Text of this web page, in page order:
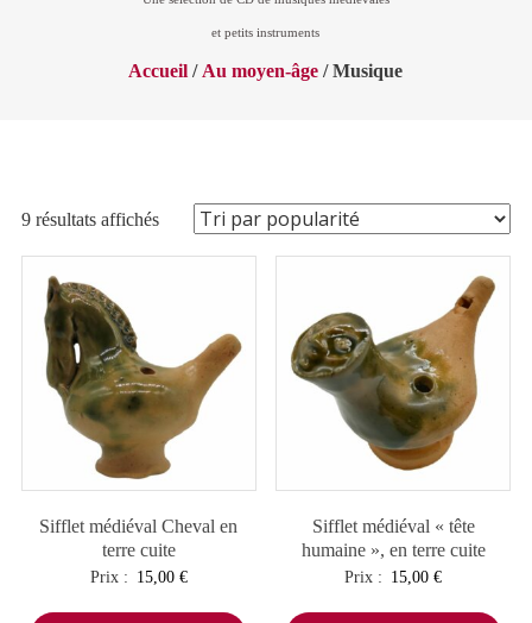
et petits instruments
Accueil / Au moyen-âge / Musique
9 résultats affichésTrié
par
Sifflet médiéval Cheval en
terre cuite
Prix : 15,00 €
Sifflet médiéval « tête
humaine », en terre cuite
Prix : 15,00€